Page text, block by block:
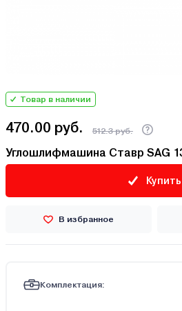
Товар в наличии
470.00 руб. 512.3 руб.
Углошлифмашина Ставр SAG
Купить
В избранное
Комплектация: